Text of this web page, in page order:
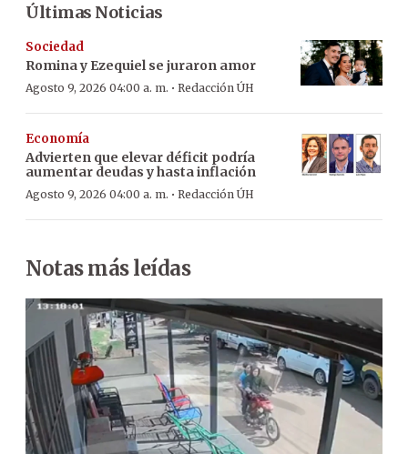
Últimas Noticias
Sociedad
Romina y Ezequiel se juraron amor
Agosto 9, 2026 04:00 a. m. · Redacción ÚH
Economía
Advierten que elevar déficit podría
aumentar deudas y hasta inflación
Agosto 9, 2026 04:00 a. m. · Redacción ÚH
Notas más leídas